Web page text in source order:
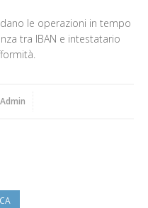
le operazioni in tempo
tra IBAN e intestatario
Admin